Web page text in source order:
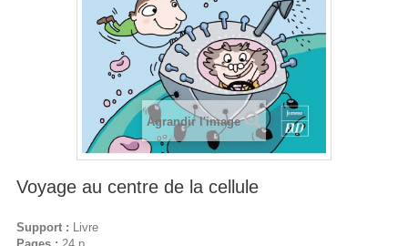
Agrandir l'image
Voyage au centre de la cellule
Support : Livre